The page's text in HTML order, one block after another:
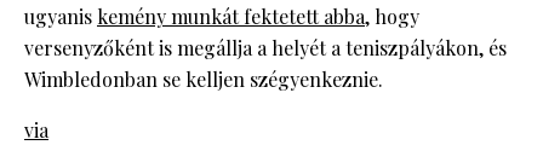
ugyanis kemény munkát fektetett abba, hogy
versenyzőként is megállja a helyét a teniszpályákon, és
Wimbledonban se kelljen szégyenkeznie.
via